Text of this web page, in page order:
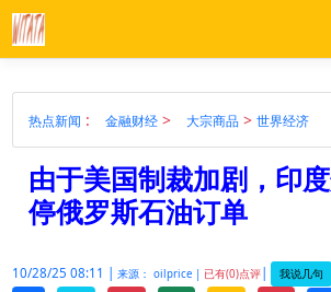
热点新闻 : 金融财经> 大宗商品 > 世界经济
由于美国制裁加剧，印
停俄罗斯石油订单
10/28/25 08:11 | 来源： oilprice | 已有(0)点评| 我说几句